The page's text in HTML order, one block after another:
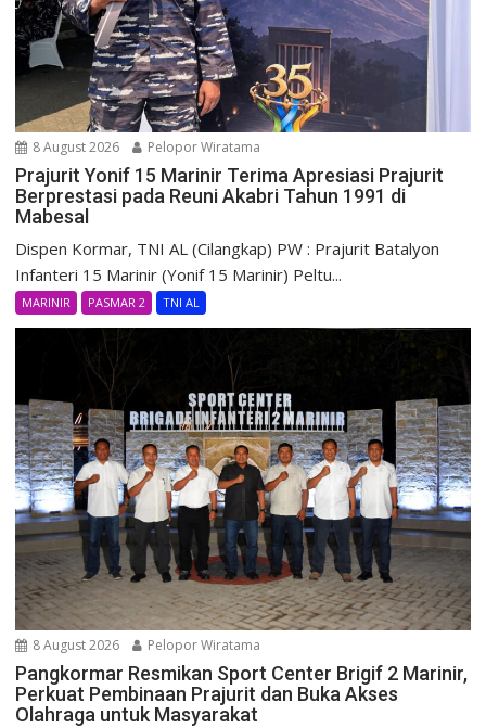
8 August 2026 Pelopor Wiratama
Prajurit Yonif 15 Marinir Terima Apresiasi Prajurit
Berprestasi pada Reuni Akabri Tahun 1991 di
Mabesal
Dispen Kormar, TNI AL (Cilangkap) PW : Prajurit Batalyon
Infanteri 15 Marinir (Yonif 15 Marinir) Peltu...
MARINIR PASMAR 2 TNI AL
8 August 2026 Pelopor Wiratama
Pangkormar Resmikan Sport Center Brigif 2 Marinir,
Perkuat Pembinaan Prajurit dan Buka Akses
Olahraga untuk Masyarakat